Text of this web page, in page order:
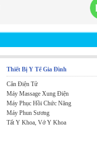
Thiết Bị Y Tế Gia Đình
Cân Điện Tử
Máy Massage Xung Điện
Máy Phục Hồi Chức Năng
Máy Phun Sương
Tất Y Khoa, Vớ Y Khoa